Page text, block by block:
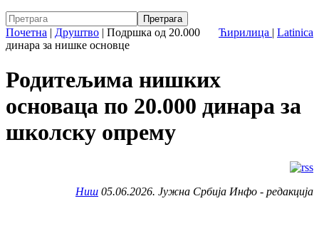
Ћирилица | Latinica
Почетна | Друштво | Подршка од 20.000
динара за нишке основце
Родитељима нишких
основаца по 20.000 динара за
школску опрему
Ниш 05.06.2026. Јужна Србија Инфо - редакција